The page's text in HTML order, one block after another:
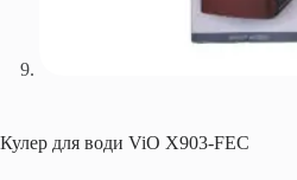
Кулер для води ViO X903-FEC